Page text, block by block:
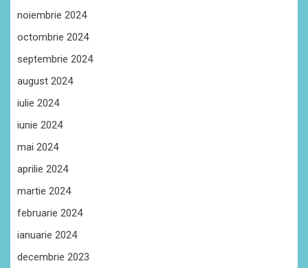
noiembrie 2024
octombrie 2024
septembrie 2024
august 2024
iulie 2024
iunie 2024
mai 2024
aprilie 2024
martie 2024
februarie 2024
ianuarie 2024
decembrie 2023